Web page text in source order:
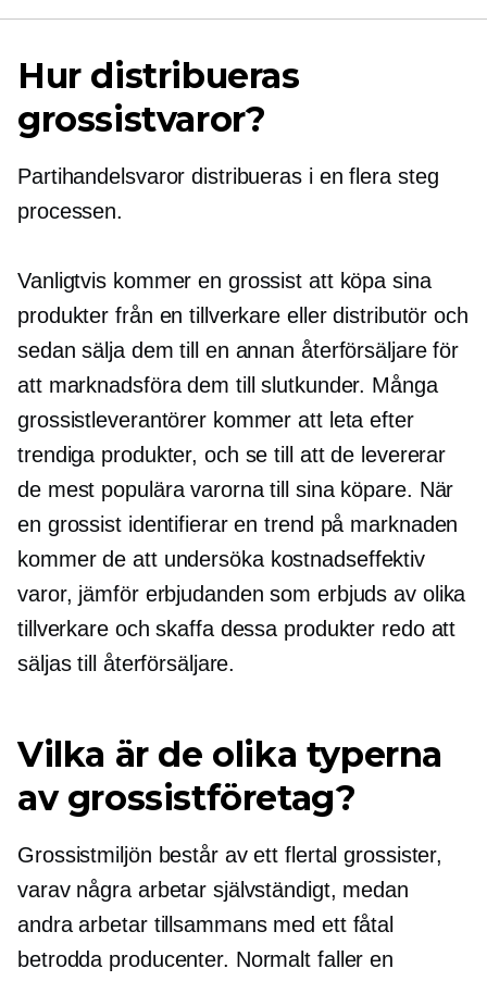
Hur distribueras
grossistvaror?
Partihandelsvaror distribueras i enflera steg
processen.
Vanligtvis kommer en grossist att köpa sina
produkter från en tillverkare eller distributör och
sedan sälja dem till en annan återförsäljare för
att marknadsföra dem till slutkunder. Många
grossistleverantörer kommer att leta efter
trendiga produkter, och se till att de levererar
de mest populära varorna till sina köpare. När
en grossist identifierar en trend på marknaden
kommer de att undersöka kostnadseffektiv
varor, jämför erbjudanden som erbjuds av olika
tillverkare och skaffa dessa produkter redo att
säljas till återförsäljare.
Vilka är de olika typerna
av grossistföretag?
Grossistmiljön består av ett flertal grossister,
varav några arbetar självständigt, medan
andra arbetar tillsammans med ett fåtal
betrodda producenter. Normalt faller en